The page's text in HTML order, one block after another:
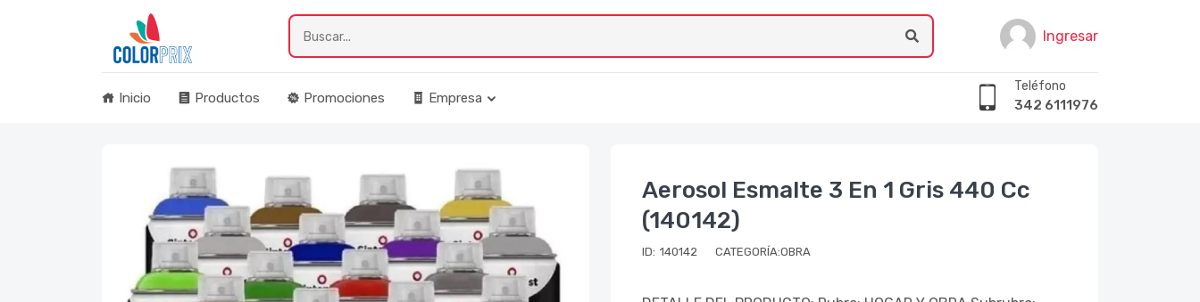
Ingresar
Inicio Productos Promociones Empresa
Teléfono
342 6111976
Aerosol Esmalte 3 En 1 Gris 440 Cc
(140142)
ID: 140142 CATEGORÍA:OBRA